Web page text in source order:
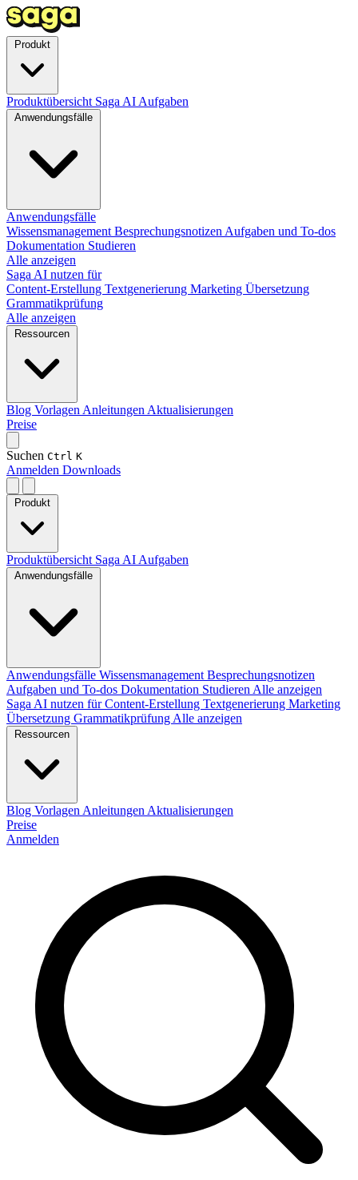
Produktübersicht Saga AI Aufgaben
Anwendungsfälle
Wissensmanagement Besprechungsnotizen Aufgaben und To-dos
Dokumentation Studieren
Alle anzeigen
Saga AI nutzen für
Content-Erstellung Textgenerierung Marketing Übersetzung
Grammatikprüfung
Alle anzeigen
Blog Vorlagen Anleitungen Aktualisierungen
Preise
Suchen Ctrl K
Anmelden Downloads
Produktübersicht Saga AI Aufgaben
Anwendungsfälle Wissensmanagement Besprechungsnotizen
Aufgaben und To-dos Dokumentation Studieren Alle anzeigen
Saga AI nutzen fürContent-Erstellung Textgenerierung Marketing
Übersetzung Grammatikprüfung Alle anzeigen
Blog Vorlagen Anleitungen Aktualisierungen
Preise
Anmelden